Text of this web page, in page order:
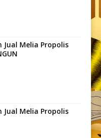
Jual Melia Propolis
Jual Melia Propolis